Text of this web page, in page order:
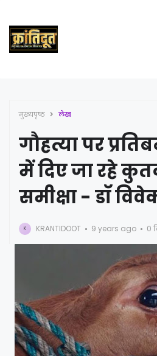
मुख्यपृष्ठ लेख
गौहत्या पर
में दिए जा रहे
समीक्षा - डॉ
K KRANTIDOOT 9 years ago 0